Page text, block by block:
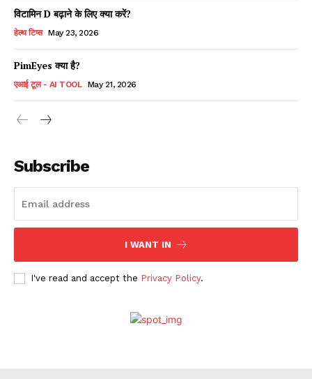
विटामिन D बढ़ाने के लिए क्या करें?
हेल्थ टिप्स May 23, 2026
PimEyes क्या है?
एआई टूल - AI TOOL May 21, 2026
Subscribe
I WANT IN
I've read and accept the Privacy Policy.